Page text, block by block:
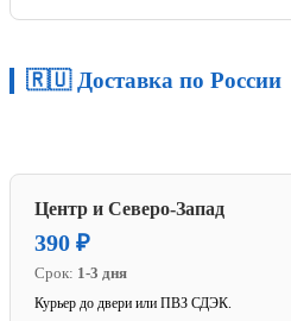
🇷🇺 Доставка по России
Центр и Северо-Запад
390 ₽
Срок: 1-3 дня
Курьер до двери или ПВЗ СДЭК.